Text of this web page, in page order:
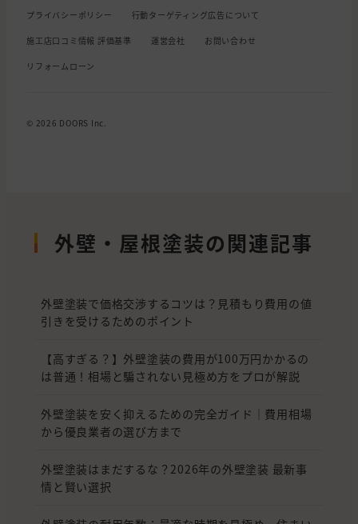
プライバシーポリシー 行動ターゲティング広告について
施工店口コミ情報 評価基準 運営会社 お問い合わせ
リフォームローン
© 2026 DOORS Inc.
外壁・屋根塗装の関連記事
外壁塗装で価格交渉するコツは？見積もり費用の値
引きを受けるためのポイント
【高すぎる？】外壁塗装の費用が100万円かかるの
は普通！相場と騙されない見極め方をプロが解説
外壁塗装を安く抑えるための完全ガイド｜費用相場
から優良業者の選び方まで
外壁塗装はまだするな？2026年の外壁塗装 最新事
情と賢い選択